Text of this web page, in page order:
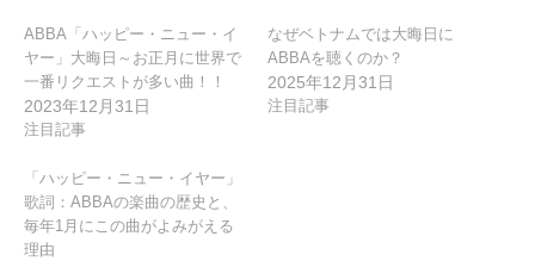
ン
ABBA「ハッピー・ニュー・イ
ヤー」大晦日～お正月に世界で
一番リクエストが多い曲！！
2023年12月31日
注目記事
なぜベトナムでは大晦日に
ABBAを聴くのか？
2025年12月31日
注目記事
「ハッピー・ニュー・イヤー」
歌詞：ABBAの楽曲の歴史と、
毎年1月にこの曲がよみがえる
理由